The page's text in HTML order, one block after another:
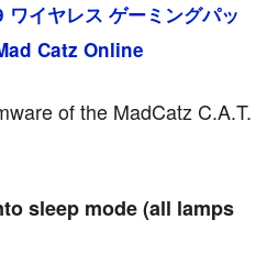
ワイヤレス ゲーミングパッ
Catz Online
of the MadCatz C.A.T.
sleep mode (all lamps